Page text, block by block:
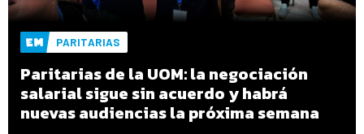
PARITARIAS
Paritarias de la UOM: la negociación
salarial sigue sin acuerdo y habrá
nuevas audiencias la próxima semana